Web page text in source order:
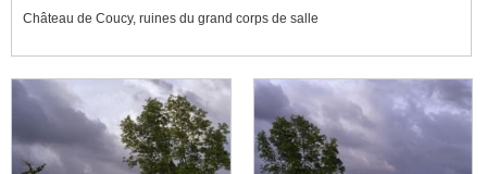
Château de Coucy, ruines du grand corps de salle